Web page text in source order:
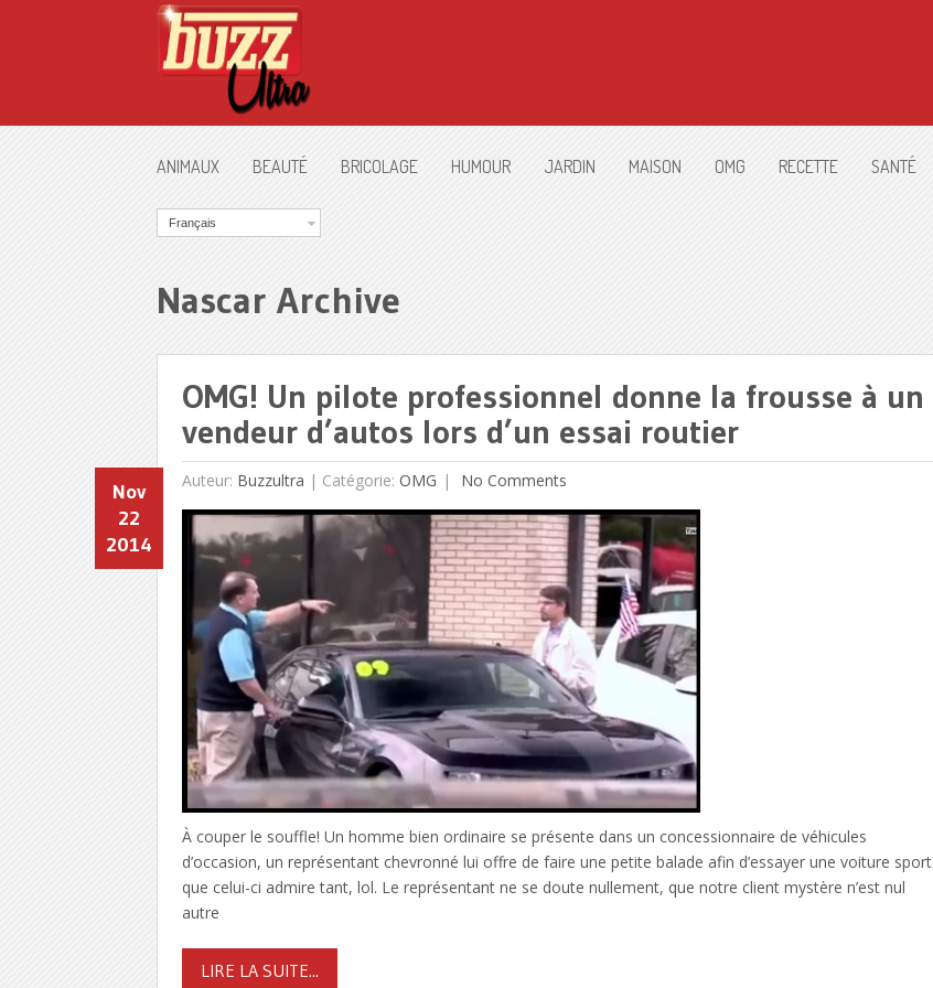
ANIMAUX BEAUTÉ BRICOLAGE HUMOUR JARDIN MAISON OMG RECETTE SANTÉ
Français
Nascar Archive
OMG! Un pilote professionnel donne la frousse à un
vendeur d’autos lors d’un essai routier
Auteur: Buzzultra |
Nov
22
2014
Catégorie: OMG No Comments
À couper le souffle! Un homme bien ordinaire se présente dans un concessionnaire de véhicules
d’occasion, un représentant chevronné lui offre de faire une petite balade afin d’essayer une voiture sport
que celui-ci admire tant, lol. Le représentant ne se doute nullement, que notre client mystère n’est nul
autre
LIRE LA SUITE...